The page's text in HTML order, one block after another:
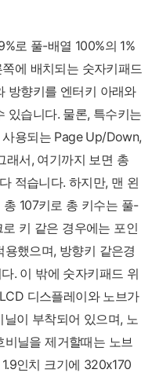
로 풀-배열 100%의 1%
에 배치되는 숫자키패드
방향키를 엔터키 아래와
있습니다. 물론, 특수키는
용되는 Page Up/Down,
래서, 여기까지 보면 총
적습니다. 하지만, 맨 왼
107키로 총 키수는 풀-
키 같은 경우에는 포인
했으며, 방향키 같은경
. 이 밖에 숫자키패드 위
디스플레이와 노브가
이 부착되어 있으며, 노
닐을 제거할때는 노브
인치 크기에 320x170